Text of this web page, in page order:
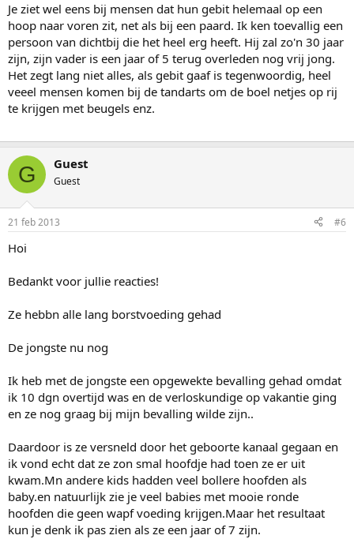
Je ziet wel eens bij mensen dat hun gebit helemaal op een
hoop naar voren zit, net als bij een paard. Ik ken toevallig een
persoon van dichtbij die het heel erg heeft. Hij zal zo'n 30 jaar
zijn, zijn vader is een jaar of 5 terug overleden nog vrij jong.
Het zegt lang niet alles, als gebit gaaf is tegenwoordig, heel
veeel mensen komen bij de tandarts om de boel netjes op rij
te krijgen met beugels enz.
G Guest
Guest
21 feb 2013 #6
Hoi
Bedankt voor jullie reacties!
Ze hebbn alle lang borstvoeding gehad
De jongste nu nog
Ik heb met de jongste een opgewekte bevalling gehad omdat
ik 10 dgn overtijd was en de verloskundige op vakantie ging
en ze nog graag bij mijn bevalling wilde zijn..
Daardoor is ze versneld door het geboorte kanaal gegaan en
ik vond echt dat ze zon smal hoofdje had toen ze er uit
kwam.Mn andere kids hadden veel bollere hoofden als
baby.en natuurlijk zie je veel babies met mooie ronde
hoofden die geen wapf voeding krijgen.Maar het resultaat
kun je denk ik pas zien als ze een jaar of 7 zijn.